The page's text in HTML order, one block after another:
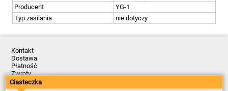
Producent
YG-1
Typ zasilania
nie dotyczy
Kontakt
Dostawa
Płatność
Zwroty
Reklamacje
Regulamin
Ciasteczka